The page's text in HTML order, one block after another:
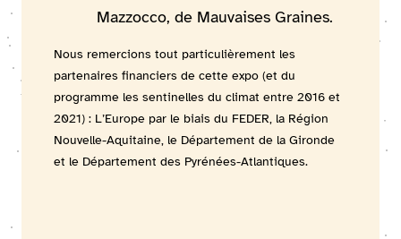
Mazzocco, de Mauvaises Graines.
Nous remercions tout particulièrement les
partenaires financiers de cette expo (et du
programme les sentinelles du climat entre 2016 et
2021) : L’Europe par le biais du FEDER, la Région
Nouvelle-Aquitaine, le Département de la Gironde
et le Département des Pyrénées-Atlantiques.